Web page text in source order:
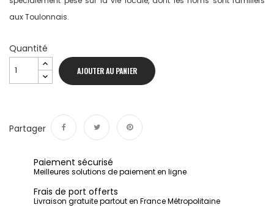
aux Toulonnais.
Quantité
AJOUTER AU PANIER
Partager
Paiement sécurisé
Meilleures solutions de paiement en ligne
Frais de port offerts
Livraison gratuite partout en France Métropolitaine